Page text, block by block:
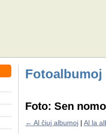
Fotoalbumoj
Foto: Sen nomo
← Al ĉiuj albumoj |Al la